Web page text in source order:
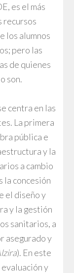
es el más
recursos
los alumnos
pero las
de quienes
son.
centra en las
La primera
pública e
y la
a cambio
la concesión
el diseño y
y la gestión
sanitarios, a
asegurado y
). En este
y